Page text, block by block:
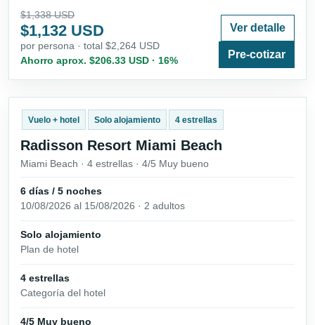
$1,338 USD
$1,132 USD
por persona · total $2,264 USD
Ahorro aprox. $206.33 USD · 16%
Ver detalle
Pre-cotizar
Vuelo + hotel Solo alojamiento 4 estrellas
Radisson Resort Miami Beach
Miami Beach · 4 estrellas · 4/5 Muy bueno
6 días / 5 noches
10/08/2026 al 15/08/2026 · 2 adultos
Solo alojamiento
Plan de hotel
4 estrellas
Categoría del hotel
4/5 Muy bueno